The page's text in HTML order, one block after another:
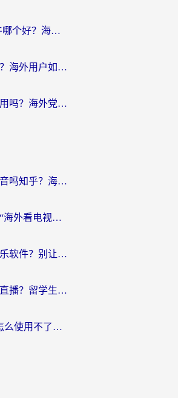
Quickback和小黑牛哪个好？海外党亲测指南，选对回国加速器秒回国内
迅游和银河好用吗？海外用户如何选择回国加速器实现无缝访问国内资源
穿梭和奇游手游好用吗？海外党亲测3款回国加速器，附蜜蜂加速器七天试用攻略
国外可以看央视影音吗知乎？海外党亲测有效的回国加速方案
海外党必看：选对“海外看电视剧软件”，再也不用愁国内剧刷不了
国外如何听国内音乐软件？别让地域限制，断了你的中文歌单
海外哪里能看奥运直播？留学生&海外华人必看的体育赛事观赛终极指南
12123交管在国外怎么使用不了？海外华人必看的无缝访问国内资源指南